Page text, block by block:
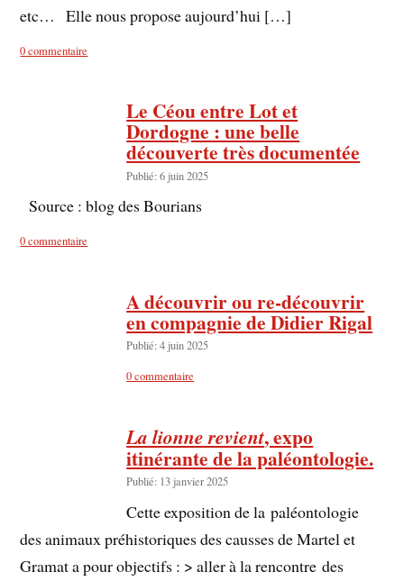
etc… Elle nous propose aujourd’hui […]
0 commentaire
Le Céou entre Lot et
Dordogne : une belle
découverte très documentée
Publié: 6 juin 2025
Source : blog des Bourians
0 commentaire
A découvrir ou re-découvrir
en compagnie de Didier Rigal
Publié: 4 juin 2025
0 commentaire
La lionne revient, expo
itinérante de la paléontologie.
Publié: 13 janvier 2025
Cette exposition de la paléontologie
des animaux préhistoriques des causses de Martel et
Gramat a pour objectifs : > aller à la rencontre des